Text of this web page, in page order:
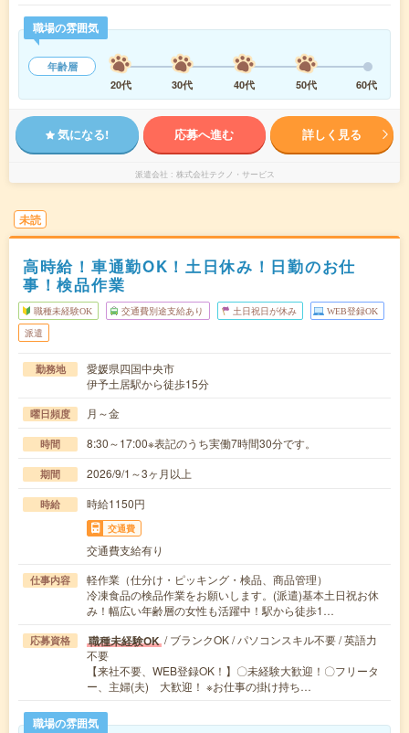
職場の雰囲気
年齢層
20代
30代 40代 50代 60代
気になる! 応募へ進む 詳しく見る
派遣会社 株式会社テクノ・サービス
未読
高時給！車通勤OK！土日休み！日勤のお仕
事！検品作業
職種未経験OK 交通費別途支給あり 土日祝日が休み WEB登録OK
派遣
勤務地
愛媛県四国中央市
伊予土居駅から徒歩15分
曜日頻度 月～金
時間 8:30～17:00※表記のうち実働7時間30分です。
期間 2026/9/1～3ヶ月以上
時給 時給1150円
交通費
交通費支給有り
仕事内容
軽作業（仕分け・ピッキング・検品、商品管理）
冷凍食品の検品作業をお願いします。(派遣)基本土日祝お休
み！幅広い年齢層の女性も活躍中！駅から徒歩1…
応募資格 職種未経験OK / ブランクOK / パソコンスキル不要 / 英語力
不要
【来社不要、WEB登録OK！】〇未経験大歓迎！〇フリータ
ー、主婦(夫) 大歓迎！ ※お仕事の掛け持ち…
職場の雰囲気